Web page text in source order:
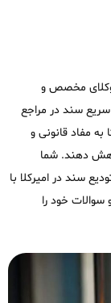
وکلای مخصص و
سریع سند در مراجع
به مفاد قانونی و
دهند. شما
سند در امیرکلا با
خود را